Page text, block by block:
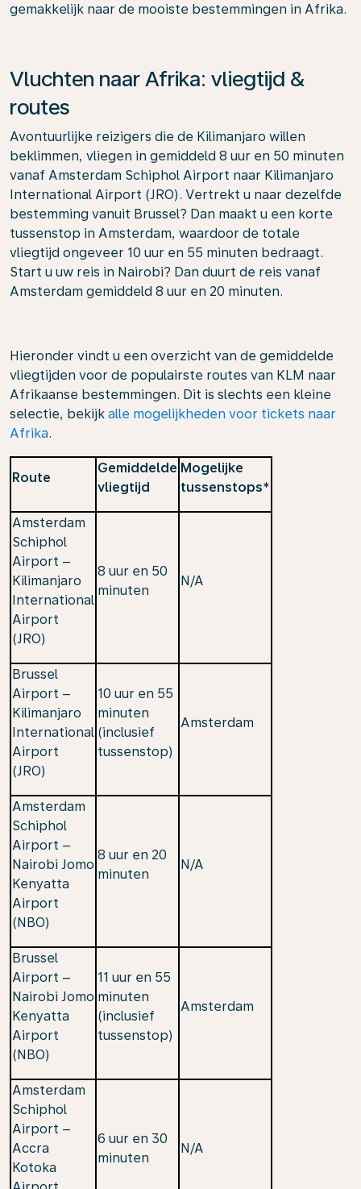
gemakkelijk naar de mooiste bestemmingen in Afrika.
Vluchten naar Afrika: vliegtijd &
routes
Avontuurlijke reizigers die de Kilimanjaro willen
beklimmen, vliegen in gemiddeld 8 uur en 50 minuten
vanaf Amsterdam Schiphol Airport naar Kilimanjaro
International Airport (JRO). Vertrekt u naar dezelfde
bestemming vanuit Brussel? Dan maakt u een korte
tussenstop in Amsterdam, waardoor de totale
vliegtijd ongeveer 10 uur en 55 minuten bedraagt.
Start u uw reis in Nairobi? Dan duurt de reis vanaf
Amsterdam gemiddeld 8 uur en 20 minuten.
Hieronder vindt u een overzicht van de gemiddelde
vliegtijden voor de populairste routes van KLM naar
Afrikaanse bestemmingen. Dit is slechts een kleine
selectie, bekijk alle mogelijkheden voor tickets naar
Afrika.
Route
Gemiddelde
vliegtijd
Mogelijke
tussenstops*
Amsterdam
Schiphol
Airport –
Kilimanjaro
International
Airport
(JRO)
8 uur en 50
minuten
N/A
Brussel
Airport –
Kilimanjaro
International
Airport
(JRO)
10 uur en 55
minuten
(inclusief
tussenstop)
Amsterdam
Amsterdam
Schiphol
Airport –
Nairobi Jomo
Kenyatta
Airport
(NBO)
8 uur en 20
minuten
N/A
Brussel
Airport –
Nairobi Jomo
Kenyatta
Airport
(NBO)
11 uur en 55
minuten
(inclusief
tussenstop)
Amsterdam
Amsterdam
Schiphol
Airport –
Accra
Kotoka
6 uur en 30
minuten
N/A